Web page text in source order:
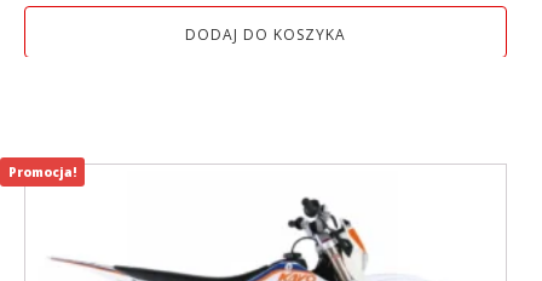
wynosiła:
wynosi:
1
DODAJ DO KOSZYKA
Promocja!